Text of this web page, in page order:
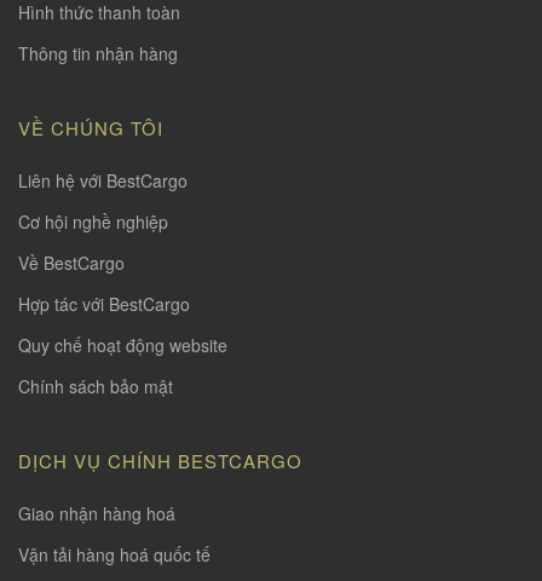
Hình thức thanh toàn
Thông tin nhận hàng
VỀ CHÚNG TÔI
Liên hệ với BestCargo
Cơ hội nghề nghiệp
Về BestCargo
Hợp tác với BestCargo
Quy chế hoạt động website
Chính sách bảo mật
DỊCH VỤ CHÍNH BESTCARGO
Giao nhận hàng hoá
Vận tải hàng hoá quốc tế